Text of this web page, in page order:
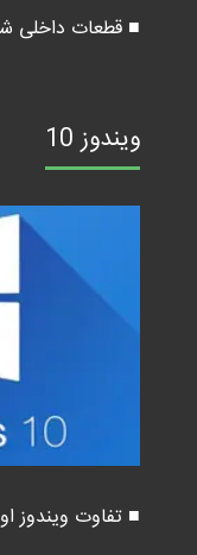
■ قطعات داخلی
ویندوز 10
■ تفاوت ویندوز